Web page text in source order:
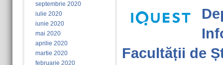
septembrie 2020
iulie 2020
iunie 2020
mai 2020
aprilie 2020
martie 2020
februarie 2020
Facultății de